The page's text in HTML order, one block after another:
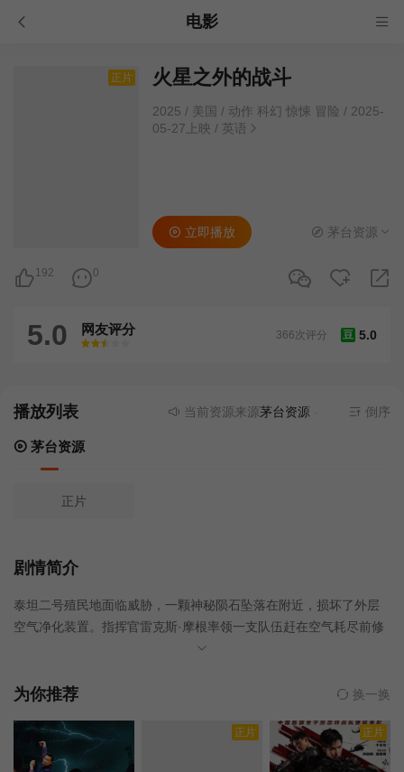
电影
正片 火星之外的战斗
2025 / 美国 / 动作 科幻 惊悚 冒险 / 2025-
05-27上映 / 英语
192 0
立即播放 茅台资源
5.0 网友评分
很差
较差还行推荐力荐
豆 5.0
366次评分
播放列表 当前资源来源茅台资源- 无需安装任何
倒序
茅台资源
正片
剧情简介
泰坦二号殖民地面临威胁，一颗神秘陨石坠落在附近，损坏了外层
空气净化装置。指挥官雷克斯·摩根率领一支队伍赶在空气耗尽前修
复这些装置。他们修复了装置，却发现这颗陨石并非表面看起来那
当作食物，然后劫持泰坦二号飞船前往地球，以满足他们的饥饿，
为你推荐 换一换
正片 正片